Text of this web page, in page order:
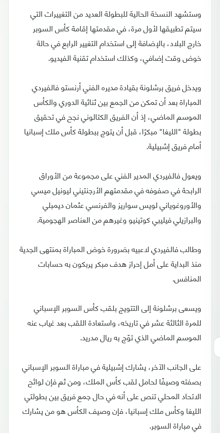
وستشهد النسخة الحالية للبطولة العديد من التغييرات التي
سيتم تطبيقها لأول مرة، في مقدمتها إقامة كأس السوبر
خارج البلاد، بالإضافة إلى استخدام التغيير الرابع في حالة
خوض وقت إضافي، وكذلك استخدام تقنية الفيديو.
ويدخل فريق برشلونة بقيادة مديره الفني أرنستو فالفيردي
المباراة بعد أن تمكن من الجمع بين ثنائية الدوري والكأس
الموسم الماضي، إذ أن الفريق الكتالوني نجح في تحقيق
بطولة "الليغا" مبكرًا، قبل أن يتوج ببطولة كأس ملك إسبانيا
أمام فريق إشبيلية.
ويعول فالفيردي المدير الفني على مجموعة من الأوراق
الرابحة في صفوفه في مقدمتهم الأرجنتيني ليونيل ميسي
والأوروغوياني لويس سواريز والفرنسي عثمان ديمبلي
والبرازيلي فيليبي كوتينيو وغيرهم من العناصر الهجومية.
وطالب فالفيردي لاعبيه بضرورة خوض المباراة بمنتهى الجدية
منذ البداية على أمل إحراز هدف مبكر يربكون به حسابات
المنافس.
ويسعى برشلونة إلى التتويج بلقب كأس السوبر الإسباني
للمرة الثالثة عشر في تاريخه، واستعادة اللقب بعد غياب عنه
الموسم الماضي الذي توّج به ريال مدريد.
على الجانب الآخر، يشارك إشبيلية في مباراة السوبر الإسباني
بصفته وصيفًا لحامل لقب كأس الملك، ومن ثم فإن لوائح
الاتحاد المحلي تنص على أنه في حال جمع فريق بين بطولتي
الليغا وكأس ملك إسبانيا، فإن وصيف الكأس هو من يشارك
في مباراة السوبر.